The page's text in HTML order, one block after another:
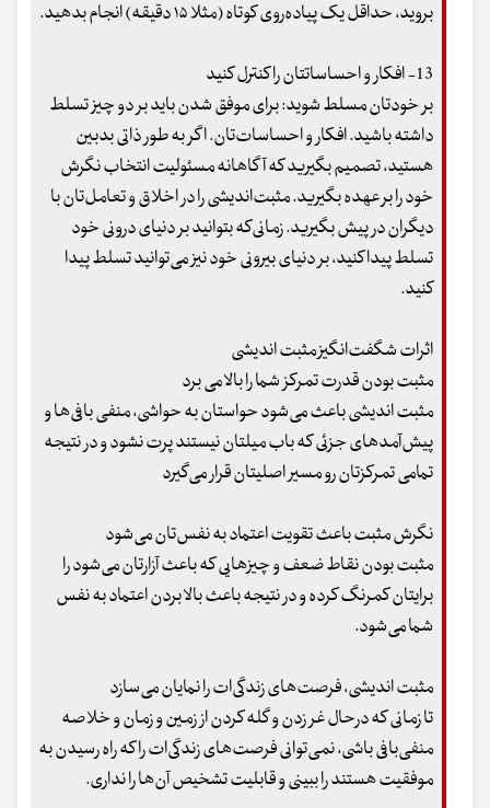
بروید، حداقل یک پیاده‌روی کوتاه (مثلا ۱۵ دقیقه) انجام بدهید.
13- افکار و احساساتتان را کنترل کنید
بر خودتان مسلط شوید: برای موفق شدن باید بر دو چیز تسلط
داشته باشید. افکار و احساسات‌تان. اگر به طور ذاتی بدبین
هستید، تصمیم بگیرید که آگاهانه مسئولیت انتخاب نگرش‌
خود را بر عهده بگیرید. مثبت‌اندیشی را در اخلاق و تعامل‌تان با
دیگران در پیش بگیرید. زمانی‌که بتوانید بر دنیای درونی خود
تسلط پیدا کنید، بر دنیای بیرونی خود نیز می‌توانید تسلط پیدا
کنید.
اثرات شگفت‌انگیز مثبت اندیشی
مثبت بودن قدرت تمرکز شما را بالا می برد
مثبت اندیشی باعث می‌شود حواستان به حواشی، منفی بافی‌ها و
پیش‌آمدهای جزئی که باب میلتان نیستند پرت نشود و در نتیجه
تمامی تمرکزتان رو مسیر اصلیتان قرار می‌گیرد
نگرش مثبت باعث تقویت اعتماد به نفس‌تان می‌شود
مثبت بودن نقاط ضعف و چیزهایی که باعث آزارتان می‌شود را
برایتان کمرنگ کرده و در نتیجه باعث بالا بردن اعتماد به نفس
شما می‌شود.
مثبت اندیشی، فرصت‌های زندگی‌ات را نمایان می‌سازد
تا زمانی که درحال غر زدن و گله کردن از زمین و زمان و خلاصه
منفی‌بافی باشی، نمی‌توانی فرصت‌های زندگی‌ات را که راه رسیدن به
موفقیت هستند را ببینی و قابلیت تشخیص آن‌ها را نداری.